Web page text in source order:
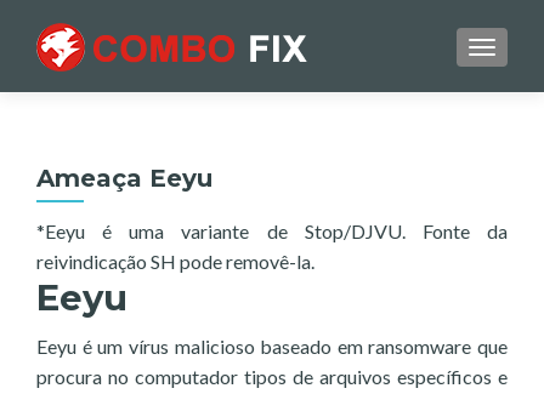
Ameaça Eeyu
*Eeyu é uma variante de Stop/DJVU. Fonte da
reivindicação SH pode removê-la.
Eeyu
Eeyu é um vírus malicioso baseado em ransomware que
procura no computador tipos de arquivos específicos e